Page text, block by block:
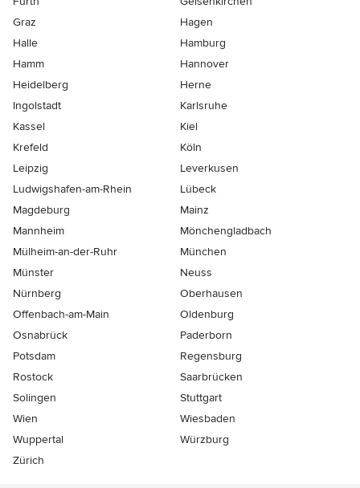
Graz
Hagen
Halle
Hamburg
Hamm
Hannover
Heidelberg
Herne
Ingolstadt
Karlsruhe
Kassel
Kiel
Krefeld
Köln
Leipzig
Leverkusen
Ludwigshafen-am-Rhein
Lübeck
Magdeburg
Mainz
Mannheim
Mönchen­gladbach
Mülheim-an-der-Ruhr
München
Münster
Neuss
Nürnberg
Oberhausen
Offenbach-am-Main
Oldenburg
Osnabrück
Paderborn
Potsdam
Regensburg
Rostock
Saarbrücken
Solingen
Stuttgart
Wien
Wiesbaden
Wuppertal
Würzburg
Zürich